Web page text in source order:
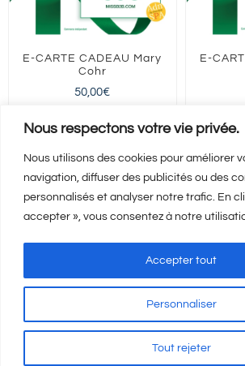
Nous respectons votre vie privée.
Nous utilisons des cookies pour améliorer
navigation, diffuser des publicités ou des
personnalisés et analyser notre trafic. En
accepter », vous consentez à notre
Personnaliser
Tout rejeter
Accepter tout
E-CARTE CADEAU Mary
Cohr
50,00€
FRANCE entière
Ajouter au panier
Détails
E-
Mentions Légales-CGV-A propos©
Agence de communication